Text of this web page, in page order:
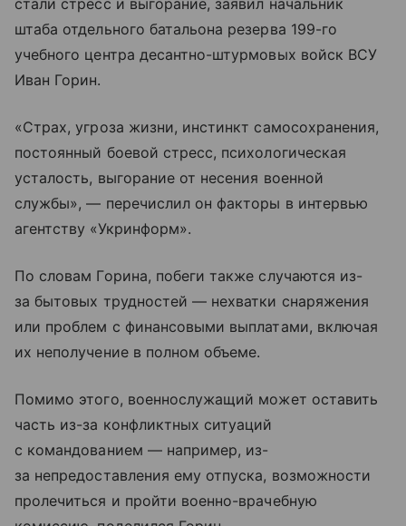
стали стресс и выгорание, заявил начальник
штаба отдельного батальона резерва 199-го
учебного центра десантно-штурмовых войск ВСУ
Иван Горин.
«Страх, угроза жизни, инстинкт самосохранения,
постоянный боевой стресс, психологическая
усталость, выгорание от несения военной
службы», — перечислил он факторы в интервью
агентству «Укринформ».
По словам Горина, побеги также случаются из-
за бытовых трудностей — нехватки снаряжения
или проблем с финансовыми выплатами, включая
их неполучение в полном объеме.
Помимо этого, военнослужащий может оставить
часть из-за конфликтных ситуаций
с командованием — например, из-
за непредоставления ему отпуска, возможности
пролечиться и пройти военно-врачебную